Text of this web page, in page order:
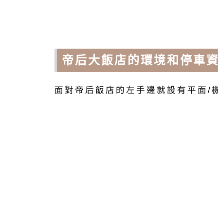
帝后大飯店的環境和停車
面對帝后飯店的左手邊就設有平面/